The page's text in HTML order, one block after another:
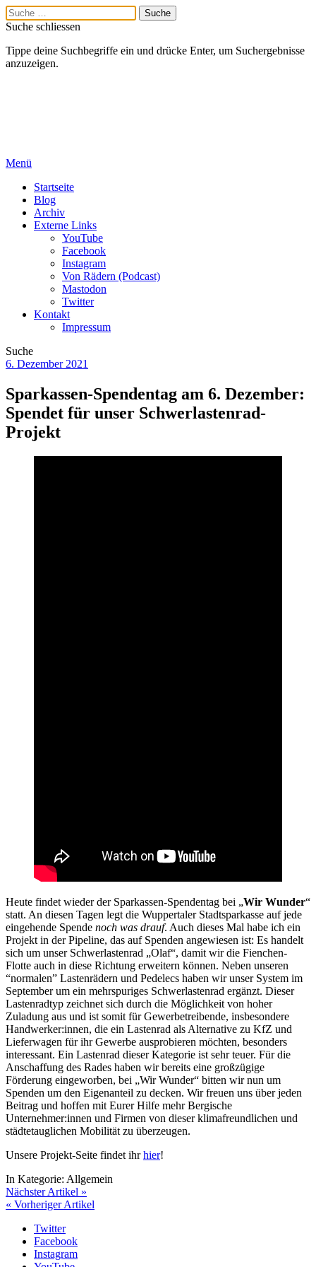
Suche schliessen
Tippe deine Suchbegriffe ein und drücke Enter, um Suchergebnisse
anzuzeigen.
Menü
Startseite
Blog
Archiv
Externe Links
YouTube
Facebook
Instagram
Von Rädern (Podcast)
Mastodon
Twitter
Kontakt
Impressum
Suche
6. Dezember 2021
Sparkassen-Spendentag am 6. Dezember:
Spendet für unser Schwerlastenrad-
Projekt
Heute findet wieder der Sparkassen-Spendentag bei „Wir Wunder“
statt. An diesen Tagen legt die Wuppertaler Stadtsparkasse auf jede
eingehende Spende noch was drauf. Auch dieses Mal habe ich ein
Projekt in der Pipeline, das auf Spenden angewiesen ist: Es handelt
sich um unser Schwerlastenrad „Olaf“, damit wir die Fienchen-
Flotte auch in diese Richtung erweitern können. Neben unseren
“normalen” Lastenrädern und Pedelecs haben wir unser System im
September um ein mehrspuriges Schwerlastenrad ergänzt. Dieser
Lastenradtyp zeichnet sich durch die Möglichkeit von hoher
Zuladung aus und ist somit für Gewerbetreibende, insbesondere
Handwerker:innen, die ein Lastenrad als Alternative zu KfZ und
Lieferwagen für ihr Gewerbe ausprobieren möchten, besonders
interessant. Ein Lastenrad dieser Kategorie ist sehr teuer. Für die
Anschaffung des Rades haben wir bereits eine großzügige
Förderung eingeworben, bei „Wir Wunder“ bitten wir nun um
Spenden um den Eigenanteil zu decken. Wir freuen uns über jeden
Beitrag und hoffen mit Eurer Hilfe mehr Bergische
Unternehmer:innen und Firmen von dieser klimafreundlichen und
städtetauglichen Mobilität zu überzeugen.
Unsere Projekt-Seite findet ihrhier!
In Kategorie: Allgemein
Nächster Artikel »
« Vorheriger Artikel
Twitter
Facebook
Instagram